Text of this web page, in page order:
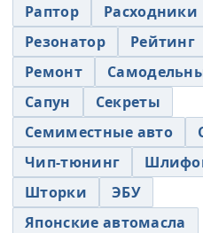
Раптор
Расходники
Резонатор
Рейтинг
Ремонт
Сапун
Секреты
Семиместные авто
Чип-тюнинг
Шторки
ЭБУ
Японские автомасла